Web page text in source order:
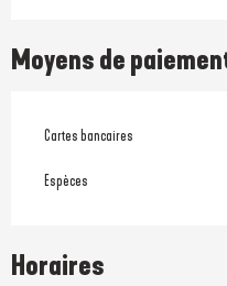
Moyens de
Cartes bancaires
Espèces
Horaires